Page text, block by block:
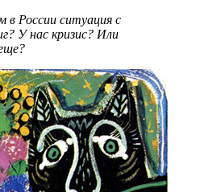
в России ситуация с
У нас кризис? Или